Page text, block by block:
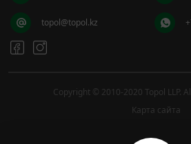
topol@topol.kz
Copyright © 2010-2020 Topol LLP.
Карта сайта